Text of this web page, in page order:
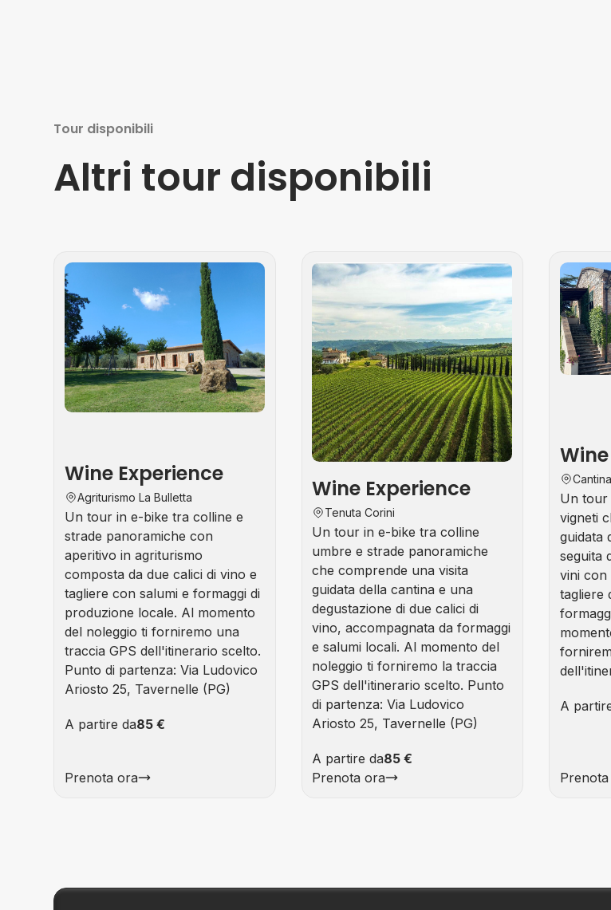
Tour disponibili
Altri tour disponibili
Wine Experience
Agriturismo La Bulletta
Un tour in e-bike tra colline e
strade panoramiche con
aperitivo in agriturismo
composta da due calici di vino e
tagliere con salumi e formaggi di
produzione locale. Al momento
del noleggio ti forniremo una
traccia GPS dell'itinerario scelto.
Punto di partenza: Via Ludovico
Ariosto 25, Tavernelle (PG)
A partire da85 €
Prenota ora
Enogastronomici
Wine Experience
Tenuta Corini
Un tour in e-bike tra colline
umbre e strade panoramiche
che comprende una visita
guidata della cantina e una
degustazione di due calici di
vino, accompagnata da formaggi
e salumi locali. Al momento del
noleggio ti forniremo la traccia
GPS dell'itinerario scelto. Punto
di partenza: Via Ludovico
Ariosto 25, Tavernelle (PG)
A partire da85 €
Prenota ora
Un tour
vigneti
guidata
seguita
vini con
tagliere
A